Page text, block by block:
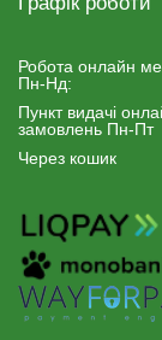
Робота онлайн
Пн-Нд:
Пункт видачі
замовлень Пн-Пт
Через кошик